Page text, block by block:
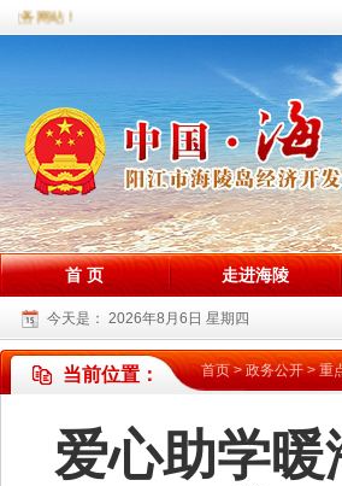
网站！
首 页 走进海陵
今天是： 2026年8月6日 星期四
当前位置： 首页>政务公开>重
爱心助学